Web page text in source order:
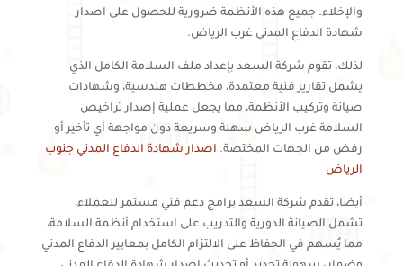
والإخلاء. جميع هذه الأنظمة ضرورية للحصول على اصدار
شهادة الدفاع المدني غرب الرياض.
لذلك، تقوم شركة السعد بإعداد ملف السلامة الكامل الذي
يشمل تقارير فنية معتمدة، مخططات هندسية، وشهادات
صيانة وتركيب الأنظمة، مما يجعل عملية إصدار تراخيص
السلامة غرب الرياض سهلة وسريعة دون مواجهة أي تأخير أو
رفض من الجهات المختصة. اصدار شهادة الدفاع المدني جنوب
الرياض
أيضا، تقدم شركة السعد برامج دعم فني مستمر للعملاء،
تشمل الصيانة الدورية والتدريب على استخدام أنظمة السلامة،
مما يُسهم في الحفاظ على الالتزام الكامل بمعايير الدفاع المدني